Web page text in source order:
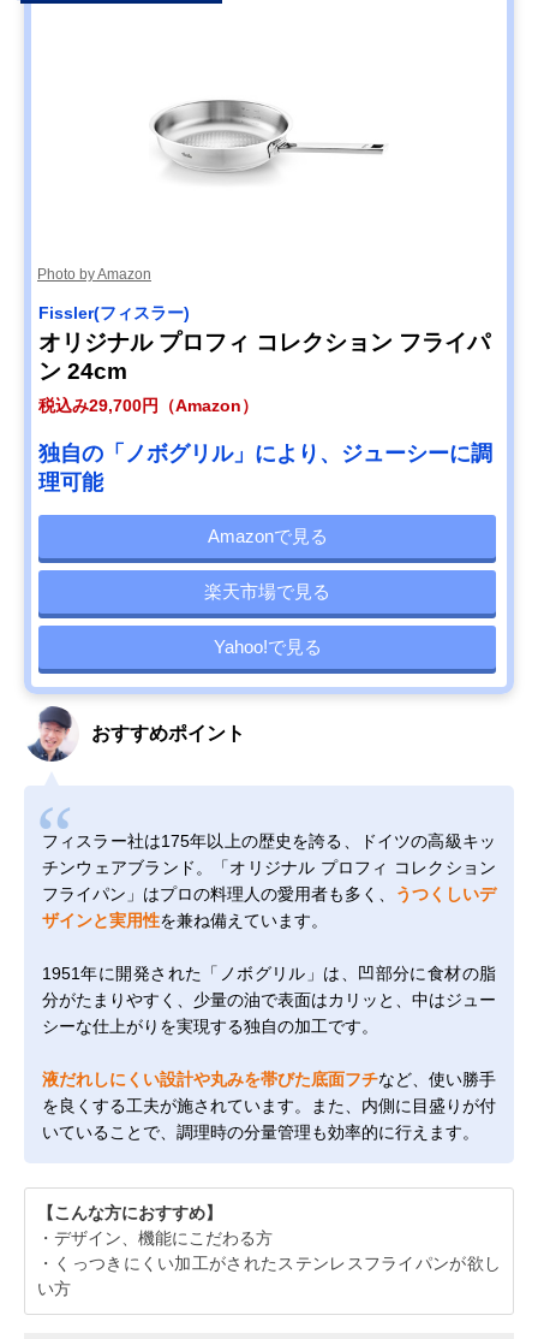
Photo by Amazon
Fissler(フィスラー)
オリジナル プロフィ コレクション フライパ
ン 24cm
税込み29,700円（Amazon）
独自の「ノボグリル」により、ジューシーに調
理可能
Amazonで見る
楽天市場で見る
Yahoo!で見る
おすすめポイント
フィスラー社は175年以上の歴史を誇る、ドイツの高級キッ
チンウェアブランド。「オリジナル プロフィ コレクション
フライパン」はプロの料理人の愛用者も多く、
うつくしいデ
ザインと実用性を兼ね備えています。
1951年に開発された「ノボグリル」は、凹部分に食材の脂
分がたまりやすく、少量の油で表面はカリッと、中はジュー
シーな仕上がりを実現する独自の加工です。
液だれしにくい設計や丸みを帯びた底面フチなど、使い勝手
を良くする工夫が施されています。また、内側に目盛りが付
いていることで、調理時の分量管理も効率的に行えます。
【こんな方におすすめ】
・デザイン、機能にこだわる方
・くっつきにくい加工がされたステンレスフライパンが欲し
い方